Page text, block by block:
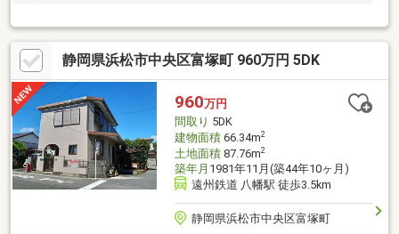
静岡県浜松市中央区富塚町 960万円 5DK
960万円
間取り 5DK
建物面積66.34m2
土地面積87.76m2
築年月 1981年11月(築44年10ヶ月)
遠州鉄道 八幡駅 徒歩3.5km
静岡県浜松市中央区富塚町